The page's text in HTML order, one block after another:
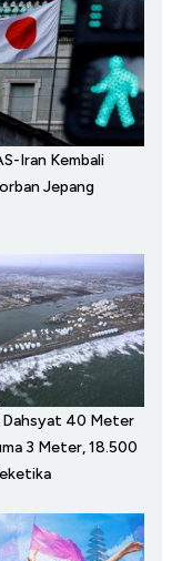
Iran Kembali
Jepang
Dahsyat 40 Meter
3 Meter, 18.500